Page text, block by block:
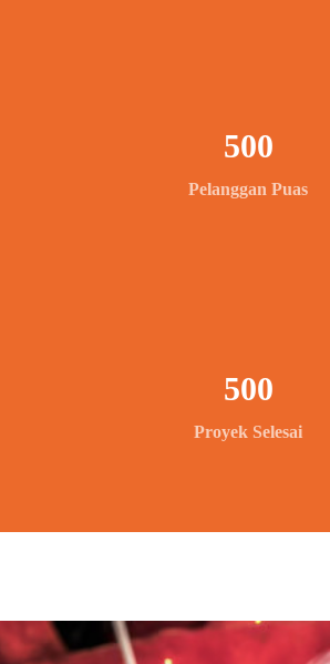
Pelanggan Puas
500
Proyek Selesai
500